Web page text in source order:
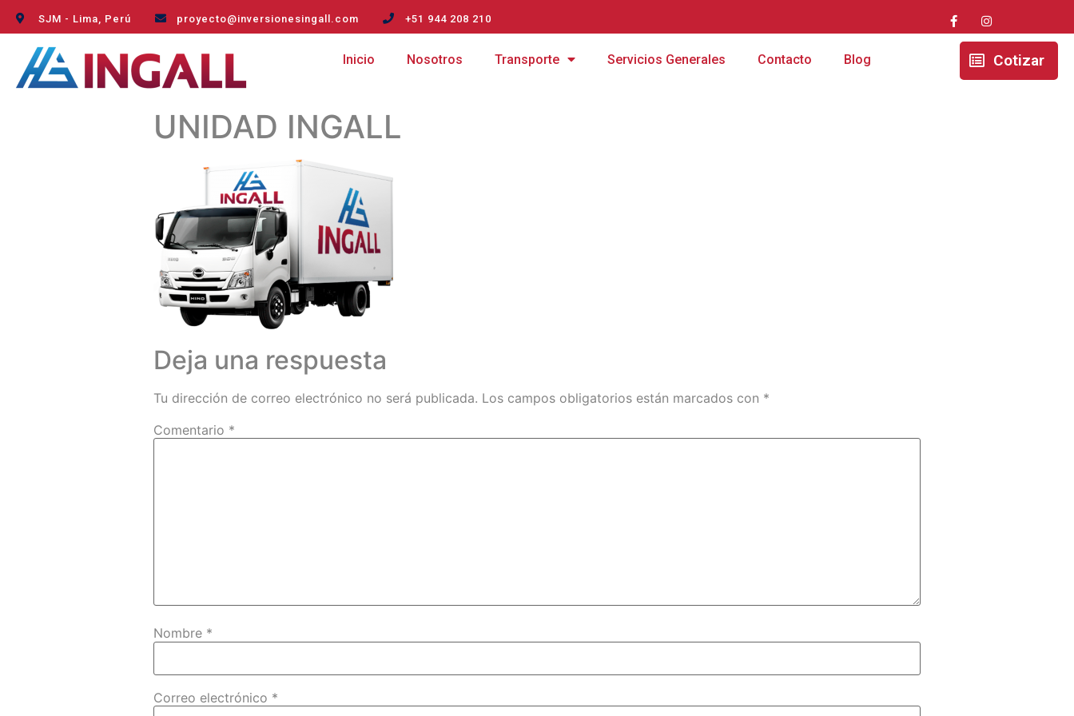
SJM - Lima, Perú proyecto@inversionesingall.com +51 944 208 210
Inicio Nosotros Transporte Servicios Generales Contacto Blog Cotizar
UNIDAD INGALL
Deja una respuesta
Tu dirección de correo electrónico no será publicada. Los campos obligatorios están marcados con *
Comentario *
Nombre *
Correo electrónico *